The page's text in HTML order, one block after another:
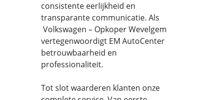
consistente eerlijkheid en
transparante communicatie. Als
Volkswagen – Opkoper Wevelgem
vertegenwoordigt EM AutoCenter
betrouwbaarheid en
professionaliteit.
Tot slot waarderen klanten onze